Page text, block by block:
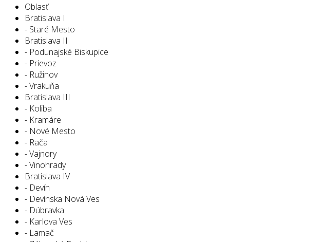
Oblasť
Bratislava I
- Staré Mesto
Bratislava II
- Podunajské Biskupice
- Prievoz
- Ružinov
- Vrakuňa
Bratislava III
- Koliba
- Kramáre
- Nové Mesto
- Rača
- Vajnory
- Vinohrady
Bratislava IV
- Devín
- Devínska Nová Ves
- Dúbravka
- Karlova Ves
- Lamač